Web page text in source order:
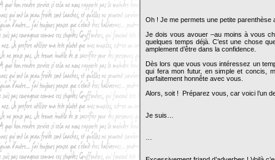
Oh ! Je me permets une petite parenthèse
Je dois vous avouer –au moins à vous
quelques temps déjà. C’est une chose
amplement d’être dans la confidence.
Dès lors que vous vous intéressez un
qui fera mon futur, en simple et concis,
parfaitement honnête avec vous.
Alors, soit ! Préparez vous, car voici l’un
Je suis…